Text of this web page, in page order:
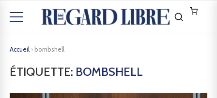
Accueil › bombshell
ÉTIQUETTE: BOMBSHELL